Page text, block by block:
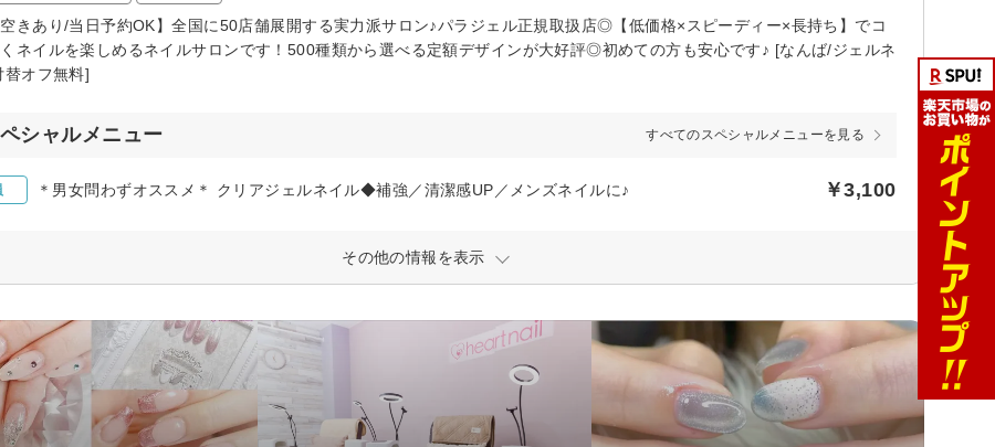
空きあり/当日予約OK】全国に50店舗展開する実力派サロン♪パラジェル正規取扱店◎【低価格×スピーディー×長持ち】でコ
ネイルを楽しめるネイルサロンです！500種類から選べる定額デザインが大好評◎初めての方も安心です♪ [なんば/ジェルネ
替オフ無料]
シャルメニュー すべてのスペシャルメニューを見る
＊男女問わずオススメ＊ クリアジェルネイル◆補強／清潔感UP／メンズネイルに♪ ￥3,100
その他の情報を表示